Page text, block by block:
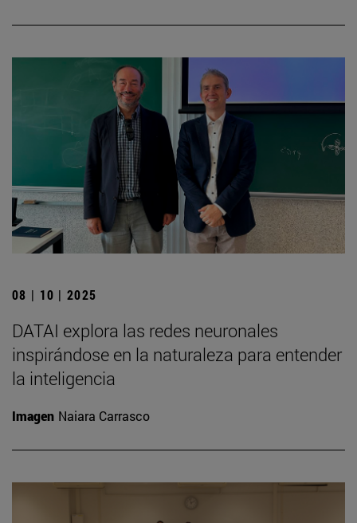
08 | 10 | 2025
DATAI explora las redes neuronales
inspirándose en la naturaleza para entender
la inteligencia
Imagen Naiara Carrasco